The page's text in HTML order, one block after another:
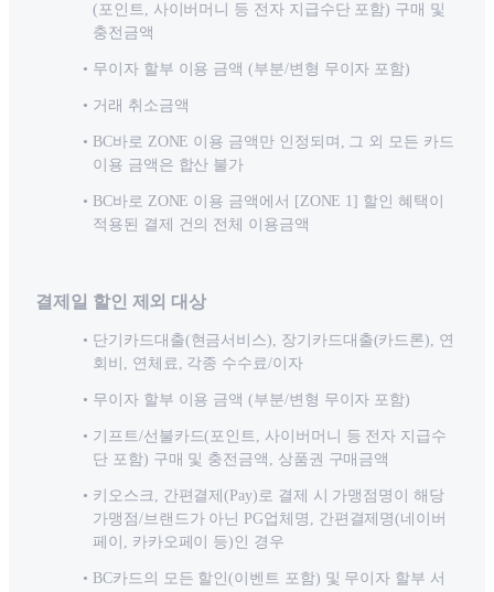
(포인트, 사이버머니 등 전자 지급수단 포함) 구매 및
충전금액
무이자 할부 이용 금액 (부분/변형 무이자 포함)
거래 취소금액
BC바로 ZONE 이용 금액만 인정되며, 그 외 모든 카드
이용 금액은 합산 불가
BC바로 ZONE 이용 금액에서 [ZONE 1] 할인 혜택이
적용된 결제 건의 전체 이용금액
결제일 할인 제외 대상
단기카드대출(현금서비스), 장기카드대출(카드론), 연
회비, 연체료, 각종 수수료/이자
무이자 할부 이용 금액 (부분/변형 무이자 포함)
기프트/선불카드(포인트, 사이버머니 등 전자 지급수
단 포함) 구매 및 충전금액, 상품권 구매금액
키오스크, 간편결제(Pay)로 결제 시 가맹점명이 해당
가맹점/브랜드가 아닌 PG업체명, 간편결제명(네이버
페이, 카카오페이 등)인 경우
BC카드의 모든 할인(이벤트 포함) 및 무이자 할부 서